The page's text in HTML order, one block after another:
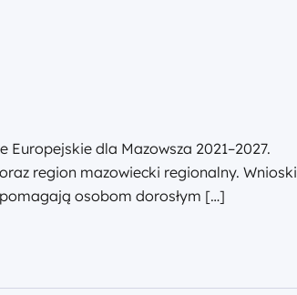
Europejskie dla Mazowsza 2021–2027.
region mazowiecki regionalny. Wnioski
osobom dorosłym […]